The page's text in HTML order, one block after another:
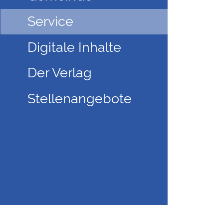
Service
Digitale Inhalte
Der Verlag
Stellenangebote